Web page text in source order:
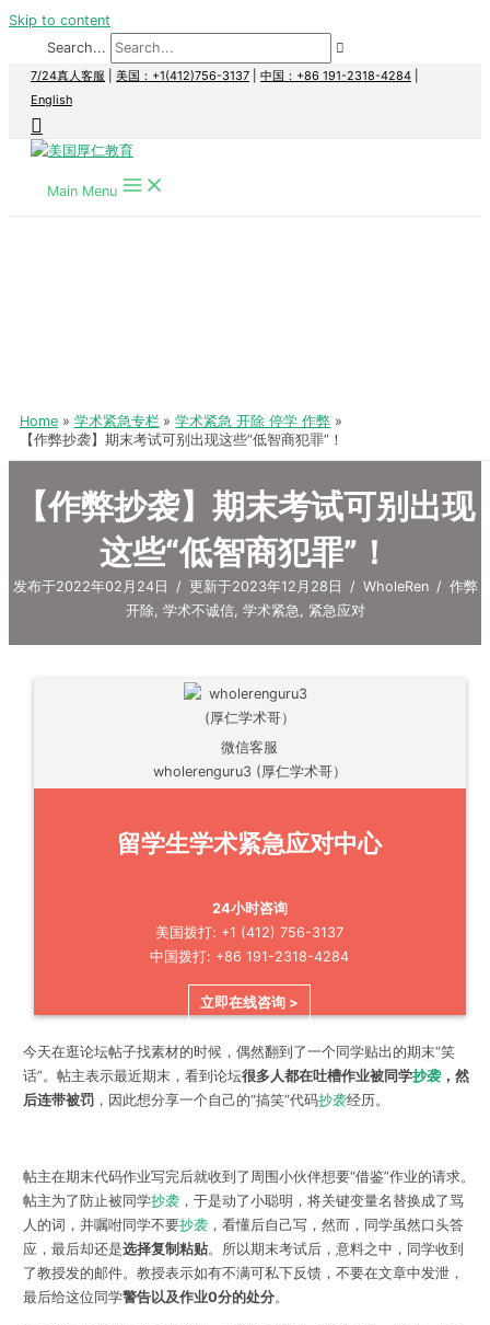
Skip to content
Search...
7/24真人客服 美国：+1(412)756-3137 中国：+86 191-2318-4284
English
Main Menu
Home 学术紧急专栏
学术紧急 开除 停学 作弊
【作弊抄袭】期末考试可别出现这些“低智商犯罪”！
【作弊抄袭】期末考试可别出现
这些“低智商犯罪”！
发布于2022年02月24日 / 更新于2023年12月28日 / WholeRen / 作弊
开除, 学术不诚信, 学术紧急, 紧急应对
微信客服
wholerenguru3 (厚仁学术哥）
留学生学术紧急应对中心
24小时咨询
美国拨打: +1 (412) 756-3137
中国拨打: +86 191-2318-4284
立即在线咨询 >
今天在逛论坛帖子找素材的时候，偶然翻到了一个同学贴出的期末“笑
话”。帖主表示最近期末，看到论坛很多人都在吐槽作业被同学抄袭，然
后连带被罚，因此想分享一个自己的“搞笑”代码抄袭经历。
帖主在期末代码作业写完后就收到了周围小伙伴想要“借鉴”作业的请求。
帖主为了防止被同学抄袭，于是动了小聪明，将关键变量名替换成了骂
人的词，并嘱咐同学不要抄袭，看懂后自己写，然而，同学虽然口头答
应，最后却还是选择复制粘贴。所以期末考试后，意料之中，同学收到
了教授发的邮件。教授表示如有不满可私下反馈，不要在文章中发泄，
最后给这位同学警告以及作业0分的处分。